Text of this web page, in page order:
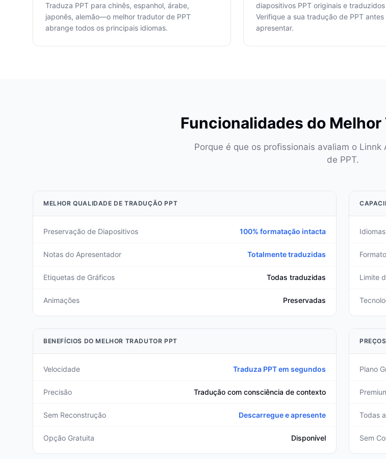
Traduza PPT para chinês, espanhol, árabe,
japonês, alemão—o melhor tradutor de PPT
abrange todos os principais idiomas.
diapositivos PPT originais e
Verifique a sua tradução de PPT antes
apresentar.
Funcionalidades do Melhor
Porque é que os profissionais avaliam o
de PPT.
MELHOR QUALIDADE DE TRADUÇÃO PPT
Preservação de Diapositivos 100% formatação intacta
Notas do Apresentador Totalmente traduzidas
Etiquetas de Gráficos Todas traduzidas
Animações Preservadas
Idiomas
Limite
BENEFÍCIOS DO MELHOR TRADUTOR PPT
Velocidade Traduza PPT em segundos
Precisão Tradução com consciência de contexto
Sem Reconstrução Descarregue e apresente
Opção Gratuita Disponível
Plano
Todas
Sem